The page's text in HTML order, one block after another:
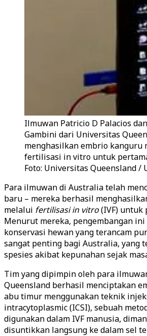
Ilmuwan Patricio D Palacios
Gambini dari Universitas
menghasilkan embrio kanguru
fertilisasi in vitro untuk
Foto: Universitas Queensland /
Para ilmuwan di Australia telah
baru – mereka berhasil
melalui fertilisasi in vitro(IVF) untuk
Menurut mereka, pengembangan
konservasi hewan yang terancam
sangat penting bagi Australia, yang
spesies akibat kepunahan sejak
Tim yang dipimpin oleh para
Queensland berhasil menciptakan
abu timur menggunakan teknik
intracytoplasmic (ICSI), sebuah
digunakan dalam IVF manusia,
disuntikkan langsung ke dalam sel